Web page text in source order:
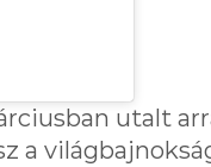
utalt
a